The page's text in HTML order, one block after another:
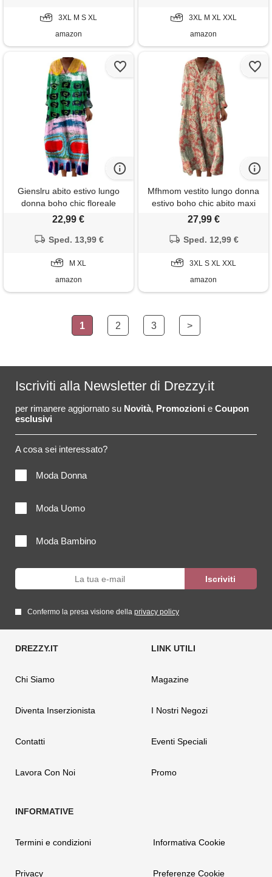
estate taglie forti curvy 2026
moda cerimonia
3XL M S XL
amazon
estate taglie forti curvy 2026
moda cerimonia
3XL M XL XXL
amazon
Gienslru abito estivo lungo
donna boho chic floreale
vintage, scollo a v maniche
lunghe in lino leggero con
tasche, vestito elegante
estate taglie forti curvy 2026
moda cerimonia
22,99 €
Sped. 13,99 €
M XL
amazon
Mfhmom vestito lungo donna
estivo boho chic abito maxi
scollo a v manica lunga
kaftano etnico copricostume
mare spiaggia casual oversize
floreale cerimonia giorno
taglie forti
27,99 €
Sped. 12,99 €
3XL S XL XXL
amazon
1 2 3 >
Iscriviti alla Newsletter di Drezzy.it
per rimanere aggiornato su Novità, Promozioni e Coupon
esclusivi
A cosa sei interessato?
Moda Donna
Moda Uomo
Moda Bambino
Confermo la presa visione della privacy policy
Chi Siamo
Diventa Inserzionista
Contatti
Lavora Con Noi
Magazine
I Nostri Negozi
Eventi Speciali
Promo
Termini e condizioni
Privacy
Informativa Cookie
Preferenze Cookie